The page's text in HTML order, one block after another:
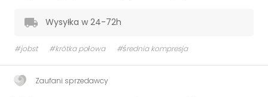
Wysyłka w 24-72h
#jobst #krótka połowa #średnia kompresja
Zaufani sprzedawcy